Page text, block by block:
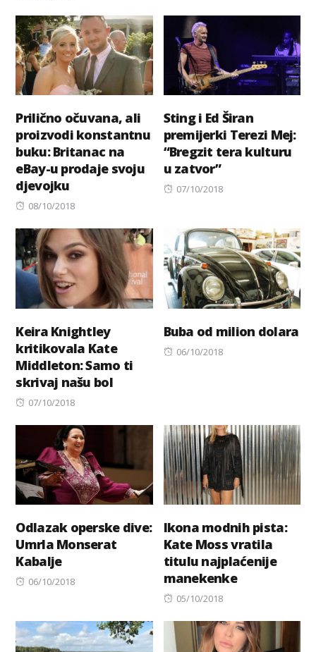
Prilično očuvana, ali
proizvodi konstantnu
buku: Britanac na
eBay-u prodaje svoju
djevojku
Posted
08/10/2018
Sting i Ed Širan
premijerki Terezi Mej:
“Bregzit tera kulturu
u zatvor”
Posted
07/10/2018
Keira Knightley
kritikovala Kate
Middleton: Samo ti
skrivaj našu bol
Posted
07/10/2018
Buba od milion dolara
Posted
06/10/2018
Odlazak operske dive:
Umrla Monserat
Kabalje
Posted
06/10/2018
Ikona modnih pista:
Kate Moss vratila
titulu najplaćenije
manekenke
Posted
05/10/2018